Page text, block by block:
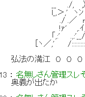
__ ./, ,〉`i7
l_,＞,' ヽﾝ ,' o
./ .／ r'!､
!ｧ' ,.ｲ_::::::::::::
「,:' .,:'__/:::ヽ
[ヽ／,' /
弘法の満江 ０ ０ ０
：名無しさん管理スレ
奥義が出たか